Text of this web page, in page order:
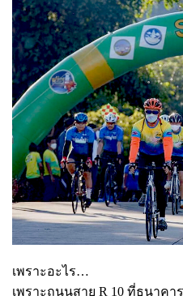
เพราะอะไร…
เพราะถนนสาย R 10 ที่ธนาคา